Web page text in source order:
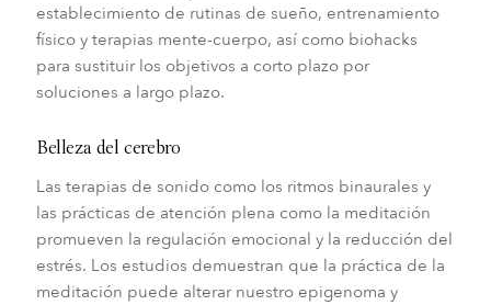
establecimiento de rutinas de sueño, entrenamiento
físico y terapias mente-cuerpo, así como biohacks
para sustituir los objetivos a corto plazo por
soluciones a largo plazo.
Belleza del cerebro
Las terapias de sonido como los ritmos binaurales y
las prácticas de atención plena como la meditación
promueven la regulación emocional y la reducción del
estrés. Los estudios demuestran que la práctica de la
meditación puede alterar nuestro epigenoma y